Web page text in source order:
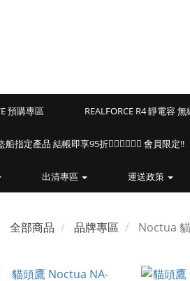
預購專區 REALFORCE R4 靜電容
船指定產品 結帳即享95折🏴‍☠️🏴‍☠️🏴‍☠️ 會員限定!!
出清專區 運送政策
全部商品 品牌專區 Noctua